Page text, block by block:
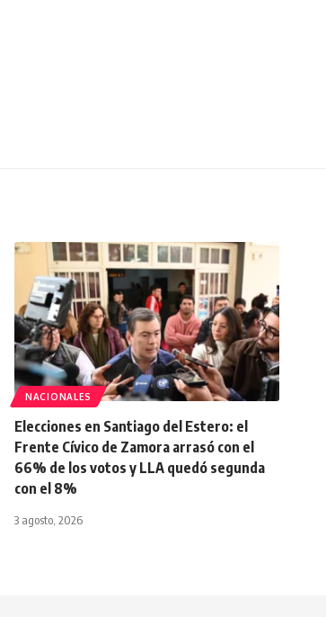
NACIONALES
Elecciones en Santiago del Estero: el
Frente Cívico de Zamora arrasó con el
66% de los votos y LLA quedó segunda
con el 8%
3 agosto, 2026